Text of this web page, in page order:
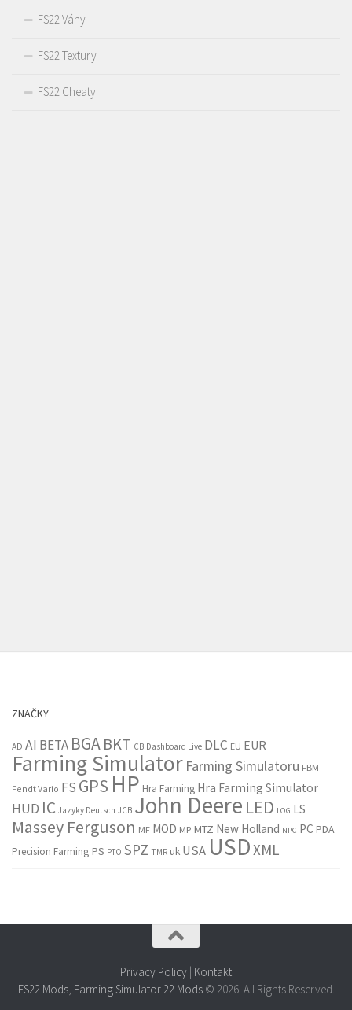
FS22 Váhy
FS22 Textury
FS22 Cheaty
ZNAČKY
AD AI BETA BGABKT CB Dashboard Live DLC EU EUR
Farming Simulator Farming Simulatoru FBM
Fendt Vario FS GPS HP Hra Farming Hra Farming Simulator
HUD IC Jazyky Deutsch JCB John Deere LED LOG LS
Massey Ferguson MF MOD MP MTZ New Holland NPC PC PDA
Precision Farming PS PTO SPZ TMR uk USA USDXML
Privacy Policy Kontakt
FS22 Mods, Farming Simulator 22 Mods© 2026. All Rights Reserved.